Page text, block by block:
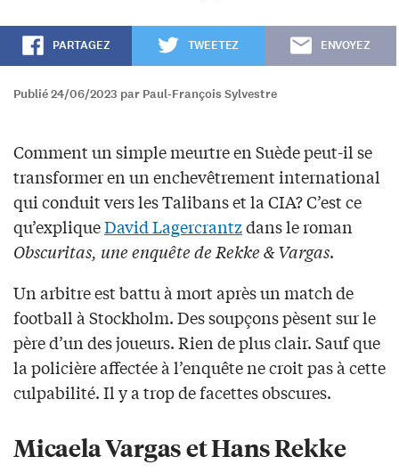
PARTAGEZ TWEETEZ ENVOYEZ
Publié 24/06/2023 par Paul-François Sylvestre
Comment un simple meurtre en Suède peut-il se
transformer en un enchevêtrement international
qui conduit vers les Talibans et la CIA? C’est ce
qu’expliqueDavid Lagercrantzdans le roman
Obscuritas, une enquête de Rekke & Vargas.
Un arbitre est battu à mort après un match de
football à Stockholm. Des soupçons pèsent sur le
père d’un des joueurs. Rien de plus clair. Sauf que
la policière affectée à l’enquête ne croit pas à cette
culpabilité. Il y a trop de facettes obscures.
Micaela Vargas et Hans Rekke